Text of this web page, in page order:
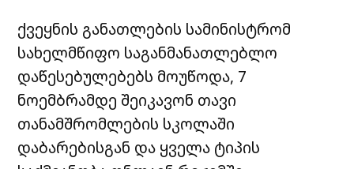
ქვეყნის განათლების სამინისტრომ
სახელმწიფო საგანმანათლებლო
დაწესებულებებს მოუწოდა, 7
ნოემბრამდე შეიკავონ თავი
თანამშრომლების სკოლაში
დაბარებისგან და ყველა ტიპის